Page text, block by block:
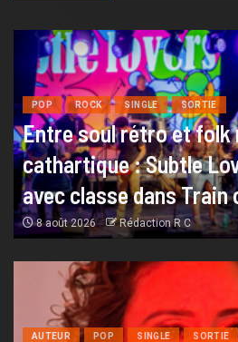
POP ROCK SINGLE SORTIE
Entre soul rétro et folk
cathartique : Subtle
avec classe dans Train
8 août 2026 Rédaction R C
AUTEUR POP SINGLE SORTIE